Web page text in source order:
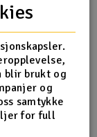
blir brukt og
og
samtykke
for full